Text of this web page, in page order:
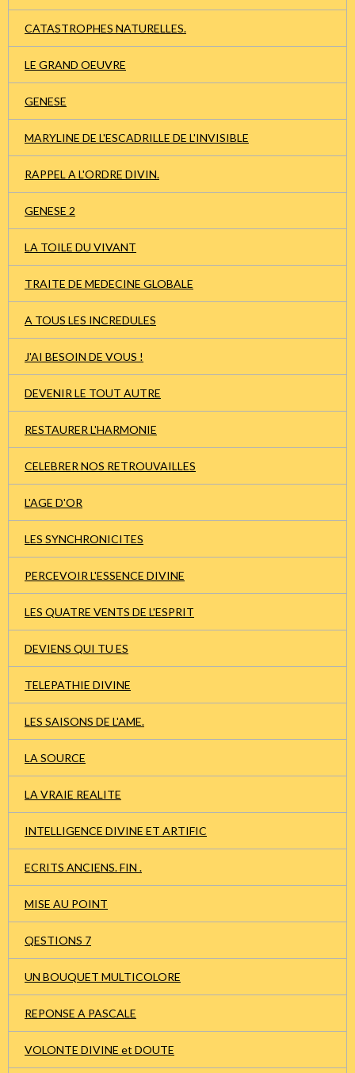
CATASTROPHES NATURELLES.
LE GRAND OEUVRE
GENESE
MARYLINE DE L'ESCADRILLE DE L'INVISIBLE
RAPPEL A L'ORDRE DIVIN.
GENESE 2
LA TOILE DU VIVANT
TRAITE DE MEDECINE GLOBALE
A TOUS LES INCREDULES
J'AI BESOIN DE VOUS !
DEVENIR LE TOUT AUTRE
RESTAURER L'HARMONIE
CELEBRER NOS RETROUVAILLES
L'AGE D'OR
LES SYNCHRONICITES
PERCEVOIR L'ESSENCE DIVINE
LES QUATRE VENTS DE L'ESPRIT
DEVIENS QUI TU ES
TELEPATHIE DIVINE
LES SAISONS DE L'AME.
LA SOURCE
LA VRAIE REALITE
INTELLIGENCE DIVINE ET ARTIFIC
ECRITS ANCIENS. FIN .
MISE AU POINT
QESTIONS 7
UN BOUQUET MULTICOLORE
REPONSE A PASCALE
VOLONTE DIVINE et DOUTE